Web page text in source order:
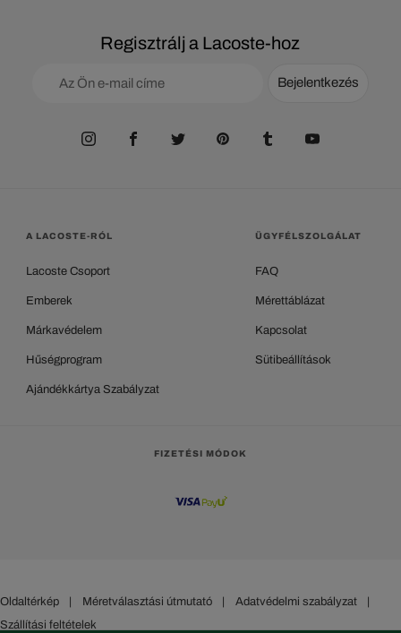
Regisztrálj a Lacoste-hoz
Bejelentkezés
A LACOSTE-RÓL
Lacoste Csoport
Emberek
Márkavédelem
Hűségprogram
Ajándékkártya Szabályzat
ÜGYFÉLSZOLGÁLAT
FAQ
Mérettáblázat
Kapcsolat
Sütibeállítások
FIZETÉSI MÓDOK
Oldaltérkép | Méretválasztási útmutató | Adatvédelmi szabályzat
|
Szállítási feltételek